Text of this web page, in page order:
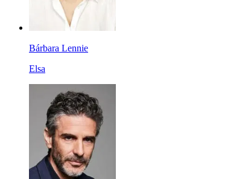
Bárbara Lennie
Elsa